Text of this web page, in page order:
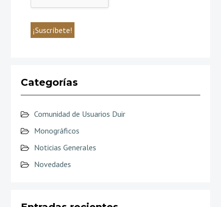
Categorías
Comunidad de Usuarios Duir
Monográficos
Noticias Generales
Novedades